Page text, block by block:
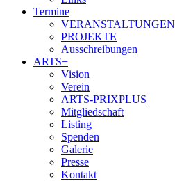
Termine
VERANSTALTUNGEN
PROJEKTE
Ausschreibungen
ARTS+
Vision
Verein
ARTS-PRIXPLUS
Mitgliedschaft
Listing
Spenden
Galerie
Presse
Kontakt